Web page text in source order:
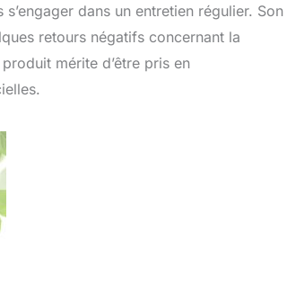
dans un entretien régulier. Son
retours négatifs concernant la
mérite d’être pris en